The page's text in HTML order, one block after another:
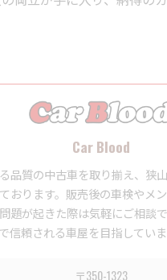
Car Blood
品質の中古車を取り揃え、狭
おります。販売後の車検やメ
題が起きた際は気軽にご相談
信頼される車屋を目指していま
〒350-1323